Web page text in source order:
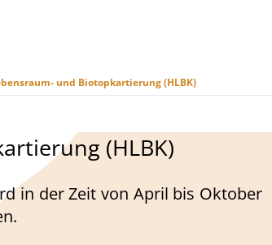
& Tourismus Wirtschaft & Handel
und Biotopkartierung (HLBK)
(HLBK)
in der Zeit von April bis Oktober